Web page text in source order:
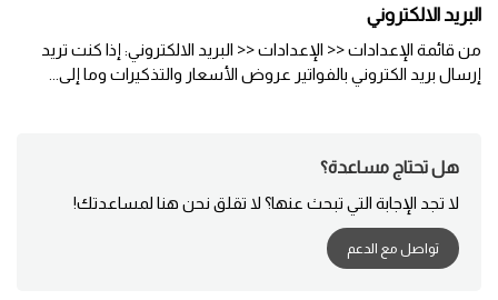
البريد الالكتروني
من قائمة الإعدادات << الإعدادات << البريد الالكتروني: إذا كنت تريد
إرسال بريد الكتروني بالفواتير عروض الأسعار والتذكيرات وما إلى...
هل تحتاج مساعدة؟
لا تجد الإجابة التي تبحث عنها؟ لا تقلق نحن هنا لمساعدتك!
تواصل مع الدعم